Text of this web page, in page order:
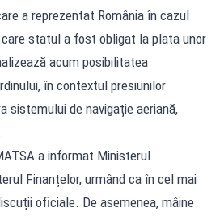
a reprezentat România în cazul
statul a fost obligat la plata unor
acum posibilitatea
în contextul presiunilor
sistemului de navigație aeriană,
a informat Ministerul
Finanțelor, urmând ca în cel mai
oficiale. De asemenea, mâine